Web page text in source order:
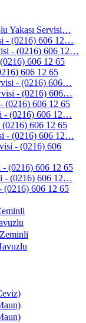
Yakası Servisi…
- (0216) 606 12…
- (0216) 606 12…
606 12 65
606 12 65
- (0216) 606…
- (0216) 606…
(0216) 606 12 65
- (0216) 606 12…
606 12 65
- (0216) 606 12…
- (0216) 606
(0216) 606 12 65
- (0216) 606 12…
(0216) 606 12 65